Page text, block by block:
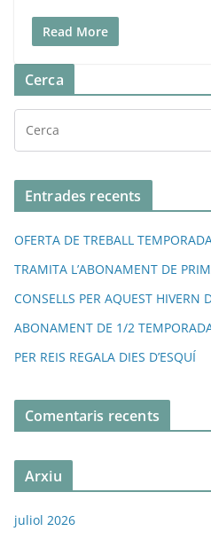
Read More
Cerca
Entrades recents
OFERTA DE TREBALL
TRAMITA L’ABONAMENT DE
CONSELLS PER AQUEST HIVERN
ABONAMENT DE 1/2
PER REIS REGALA DIES D’ESQUÍ
Comentaris recents
Arxiu
juliol 2026